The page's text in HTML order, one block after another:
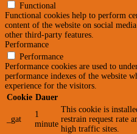
Functional
Functional cookies help to perform
content of the website on social
other third-party features.
Performance
Performance
Performance cookies are used to
performance indexes of the website
experience for the visitors.
Cookie Dauer
_gat
1
minute
This cookie is
restrain request rate
high traffic sites.